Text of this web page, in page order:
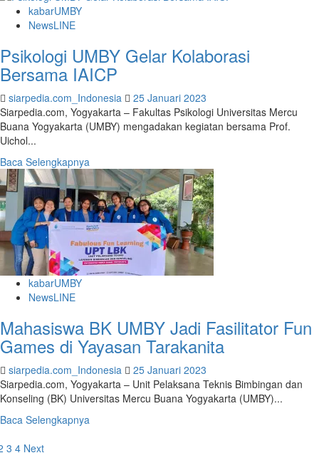
Gelar
Communication
Mercu
Event
2023
kabarUMBY
NewsLINE
Psikologi UMBY Gelar Kolaborasi
Bersama IAICP
siarpedia.com_Indonesia
25 Januari 2023
Siarpedia.com, Yogyakarta – Fakultas Psikologi Universitas Mercu
Buana Yogyakarta (UMBY) mengadakan kegiatan bersama Prof.
Uichol...
Baca Selengkapnya
more
about
Psikologi
UMBY
Gelar
Kolaborasi
Bersama
IAICP
kabarUMBY
NewsLINE
Mahasiswa BK UMBY Jadi Fasilitator Fun
Games di Yayasan Tarakanita
siarpedia.com_Indonesia
25 Januari 2023
Siarpedia.com, Yogyakarta – Unit Pelaksana Teknis Bimbingan dan
Konseling (BK) Universitas Mercu Buana Yogyakarta (UMBY)...
Baca Selengkapnya
3 4 Next